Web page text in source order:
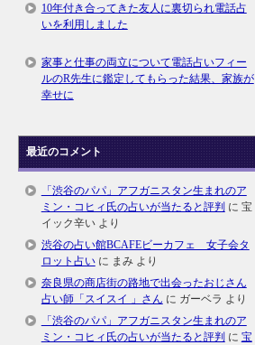
10年付き合ってきた友人に裏切られ電話占
いを利用しました
家事と仕事の両立について電話占いフィー
ルのR先生に鑑定してもらった結果、家族が
幸せに
最近のコメント
「渋谷のパパ」アフガニスタン生まれのア
ミン・コヒィ氏の占いが当たると評判 に 宝
イック辛いより
渋谷の占い館BCAFEビーカフェ 女子会タ
ロット占いに まみより
奈良県の商店街の路地で出会ったおじさん
占い師「スイスイ 」さん に ガーベラ より
「渋谷のパパ」アフガニスタン生まれのア
ミン・コヒィ氏の占いが当たると評判 に 宝